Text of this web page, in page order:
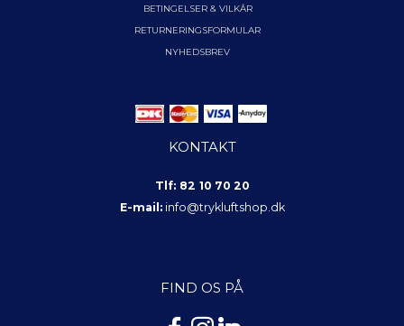
BETINGELSER & VILKÅR
RETURNERINGSFORMULAR
NYHEDSBREV
KONTAKT
Tlf: 82 10 70 20
E-mail: info@trykluftshop.dk
FIND OS PÅ